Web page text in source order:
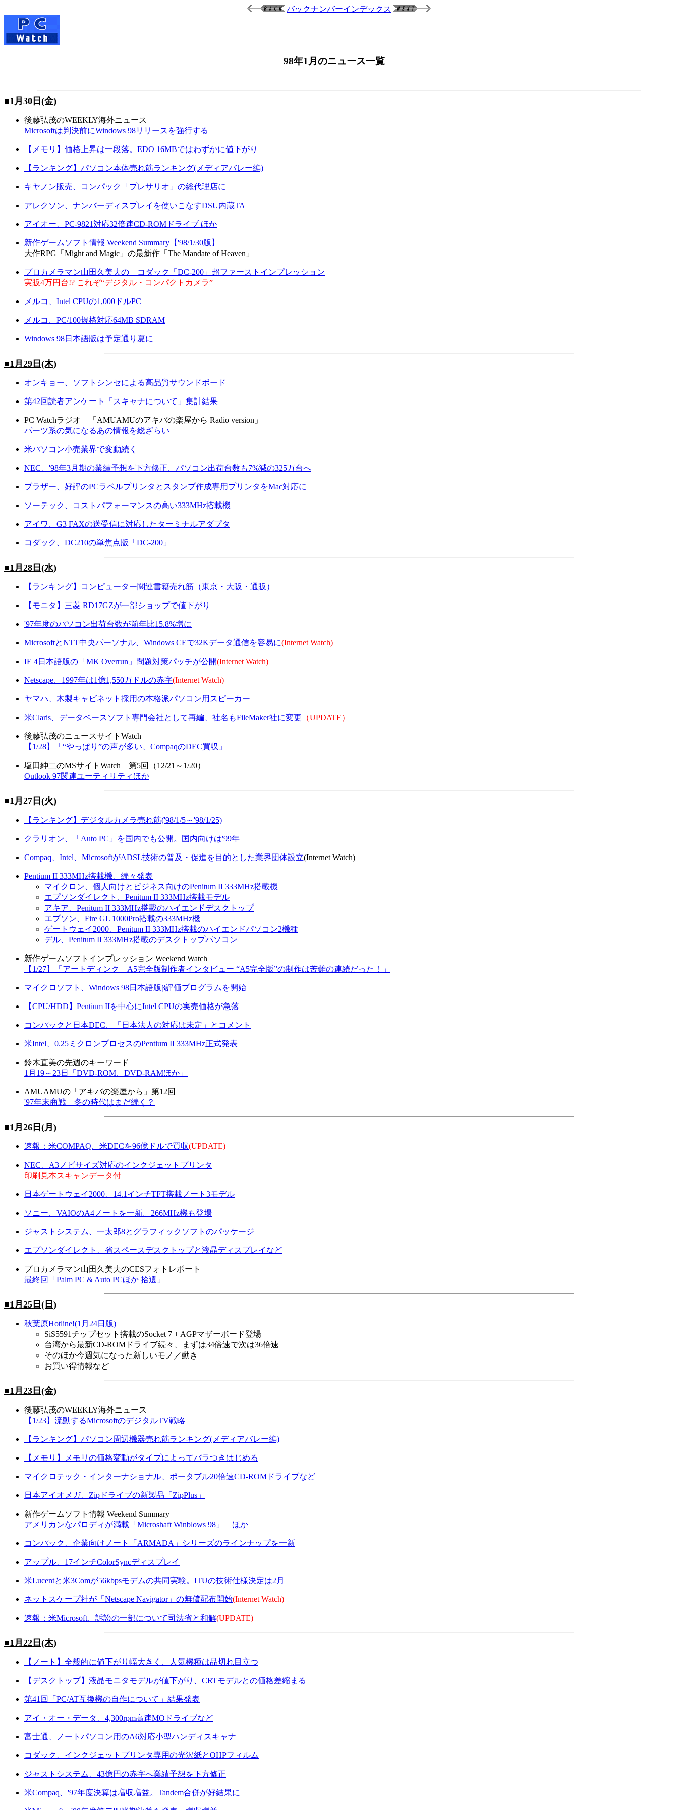
バックナンバーインデックス
98年1月のニュース一覧
■1月30日(金)
後藤弘茂のWEEKLY海外ニュース
Microsoftは判決前にWindows 98リリースを強行する
【メモリ】価格上昇は一段落。EDO 16MBではわずかに値下がり
【ランキング】パソコン本体売れ筋ランキング(メディアバレー編)
キヤノン販売、コンパック「プレサリオ」の総代理店に
アレクソン、ナンバーディスプレイを使いこなすDSU内蔵TA
アイオー、PC-9821対応32倍速CD-ROMドライブ ほか
新作ゲームソフト情報 Weekend Summary【'98/1/30版】
大作RPG「Might and Magic」の最新作「The Mandate of Heaven」
プロカメラマン山田久美夫の コダック「DC-200」超ファーストインプレッション
実販4万円台!? これぞ“デジタル・コンパクトカメラ”
メルコ、Intel CPUの1,000ドルPC
メルコ、PC/100規格対応64MB SDRAM
Windows 98日本語版は予定通り夏に
■1月29日(木)
オンキョー、ソフトシンセによる高品質サウンドボード
第42回読者アンケート「スキャナについて」集計結果
PC Watchラジオ 「AMUAMUのアキバの楽屋から Radio version」
パーツ系の気になるあの情報を総ざらい
米パソコン小売業界で変動続く
NEC、'98年3月期の業績予想を下方修正、パソコン出荷台数も7%減の325万台へ
ブラザー、好評のPCラベルプリンタとスタンプ作成専用プリンタをMac対応に
ソーテック、コストパフォーマンスの高い333MHz搭載機
アイワ、G3 FAXの送受信に対応したターミナルアダプタ
コダック、DC210の単焦点版「DC-200」
■1月28日(水)
【ランキング】コンピューター関連書籍売れ筋（東京・大阪・通販）
【モニタ】三菱 RD17GZが一部ショップで値下がり
'97年度のパソコン出荷台数が前年比15.8%増に
MicrosoftとNTT中央パーソナル、Windows CEで32Kデータ通信を容易に(Internet Watch)
IE 4日本語版の「MK Overrun」問題対策パッチが公開(Internet Watch)
Netscape、1997年は1億1,550万ドルの赤字(Internet Watch)
ヤマハ、木製キャビネット採用の本格派パソコン用スピーカー
米Claris、データベースソフト専門会社として再編、社名もFileMaker社に変更 （UPDATE）
後藤弘茂のニュースサイトWatch
【1/28】「“やっぱり”の声が多い、CompaqのDEC買収」
塩田紳二のMSサイトWatch 第5回（12/21～1/20）
Outlook 97関連ユーティリティほか
■1月27日(火)
【ランキング】デジタルカメラ売れ筋('98/1/5～'98/1/25)
クラリオン、「Auto PC」を国内でも公開。国内向けは'99年
Compaq、Intel、MicrosoftがADSL技術の普及・促進を目的とした業界団体設立(Internet Watch)
Pentium II 333MHz搭載機、続々発表
マイクロン、個人向けとビジネス向けのPenitum II 333MHz搭載機
エプソンダイレクト、Penitum II 333MHz搭載モデル
アキア、Penitum II 333MHz搭載のハイエンドデスクトップ
エプソン、Fire GL 1000Pro搭載の333MHz機
ゲートウェイ2000、Penitum II 333MHz搭載のハイエンドパソコン2機種
デル、Penitum II 333MHz搭載のデスクトップパソコン
新作ゲームソフトインプレッション Weekend Watch
【1/27】「アートディンク A5完全版制作者インタビュー “A5完全版”の制作は苦難の連続だった！」
マイクロソフト、Windows 98日本語版β評価プログラムを開始
【CPU/HDD】Pentium IIを中心にIntel CPUの実売価格が急落
コンパックと日本DEC、「日本法人の対応は未定」とコメント
米Intel、0.25ミクロンプロセスのPentium II 333MHz正式発表
鈴木直美の先週のキーワード
1月19～23日「DVD-ROM、DVD-RAMほか」
AMUAMUの「アキバの楽屋から」第12回
'97年末商戦 冬の時代はまだ続く？
■1月26日(月)
速報：米COMPAQ、米DECを96億ドルで買収(UPDATE)
NEC、A3ノビサイズ対応のインクジェットプリンタ
印刷見本スキャンデータ付
日本ゲートウェイ2000、14.1インチTFT搭載ノート3モデル
ソニー、VAIOのA4ノートを一新。266MHz機も登場
ジャストシステム、一太郎8とグラフィックソフトのパッケージ
エプソンダイレクト、省スペースデスクトップと液晶ディスプレイなど
プロカメラマン山田久美夫のCESフォトレポート
最終回「Palm PC & Auto PCほか 拾遺」
■1月25日(日)
秋葉原Hotline!(1月24日版)
SiS5591チップセット搭載のSocket 7 + AGPマザーボード登場
台湾から最新CD-ROMドライブ続々、まずは34倍速で次は36倍速
そのほか今週気になった新しいモノ／動き
お買い得情報など
■1月23日(金)
後藤弘茂のWEEKLY海外ニュース
【1/23】流動するMicrosoftのデジタルTV戦略
【ランキング】パソコン周辺機器売れ筋ランキング(メディアバレー編)
【メモリ】メモリの価格変動がタイプによってバラつきはじめる
マイクロテック・インターナショナル、ポータブル20倍速CD-ROMドライブなど
日本アイオメガ、Zipドライブの新製品「ZipPlus」
新作ゲームソフト情報 Weekend Summary
アメリカンなパロディが満載「Microshaft Winblows 98」 ほか
コンパック、企業向けノート「ARMADA」シリーズのラインナップを一新
アップル、17インチColorSyncディスプレイ
米Lucentと米3Comが56kbpsモデムの共同実験。ITUの技術仕様決定は2月
ネットスケープ社が「Netscape Navigator」の無償配布開始(Internet Watch)
速報：米Microsoft、訴訟の一部について司法省と和解(UPDATE)
■1月22日(木)
【ノート】全般的に値下がり幅大きく、人気機種は品切れ目立つ
【デスクトップ】液晶モニタモデルが値下がり、CRTモデルとの価格差縮まる
第41回「PC/AT互換機の自作について」結果発表
アイ・オー・データ、4,300rpm高速MOドライブなど
富士通、ノートパソコン用のA6対応小型ハンディスキャナ
コダック、インクジェットプリンタ専用の光沢紙とOHPフィルム
ジャストシステム、43億円の赤字へ業績予想を下方修正
米Compaq、'97年度決算は増収増益。Tandem合併が好結果に